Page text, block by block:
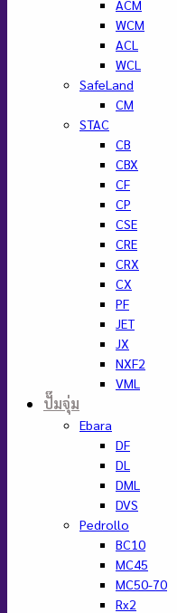
ACM
WCM
ACL
WCL
SafeLand
CM
STAC
CB
CBX
CF
CP
CSE
CRE
CRX
CX
PF
JET
JX
NXF2
VML
ปั๊มจุ่ม
Ebara
DF
DL
DML
DVS
Pedrollo
BC10
MC45
MC50-70
Rx2